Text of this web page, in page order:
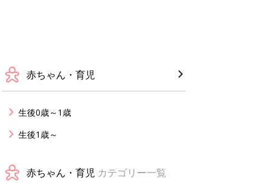
赤ちゃん・育児
生後0歳～1歳
生後1歳～
赤ちゃん・育児 カテゴリー一覧